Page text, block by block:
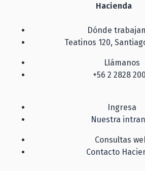
Hacienda
Dónde
Teatinos 120,
Llámanos
+56 2 2828
Ingresa
Nuestra
Consultas
Contacto